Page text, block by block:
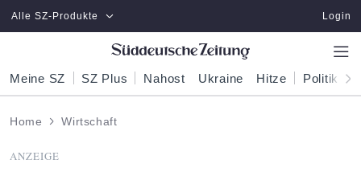
Zum Hauptinhalt springen
Alle SZ-Produkte Login
Meine SZ SZ Plus Nahost Ukraine Hitze Politik
Home Wirtschaft
ANZEIGE